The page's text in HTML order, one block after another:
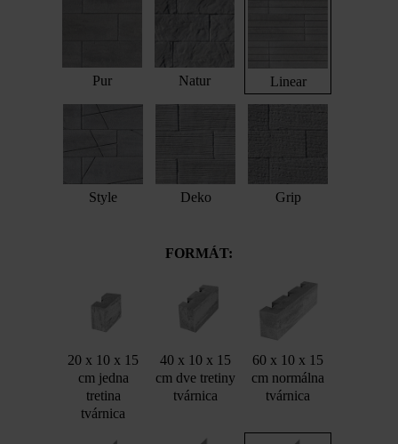
Pur Natur Linear
Style Deko Grip
FORMÁT:
20 x 10 x 15
cm jedna
tretina
tvárnica
40 x 10 x 15
cm dve tretiny
tvárnica
60 x 10 x 15
cm normálna
tvárnica